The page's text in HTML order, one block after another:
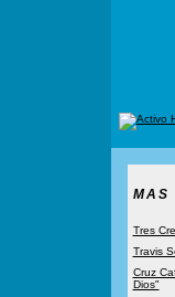
MAS
Tres
Travis
Cruz
Dios"